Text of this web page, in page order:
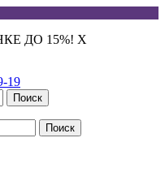
ДО 15%! X
19
Поиск
Поиск